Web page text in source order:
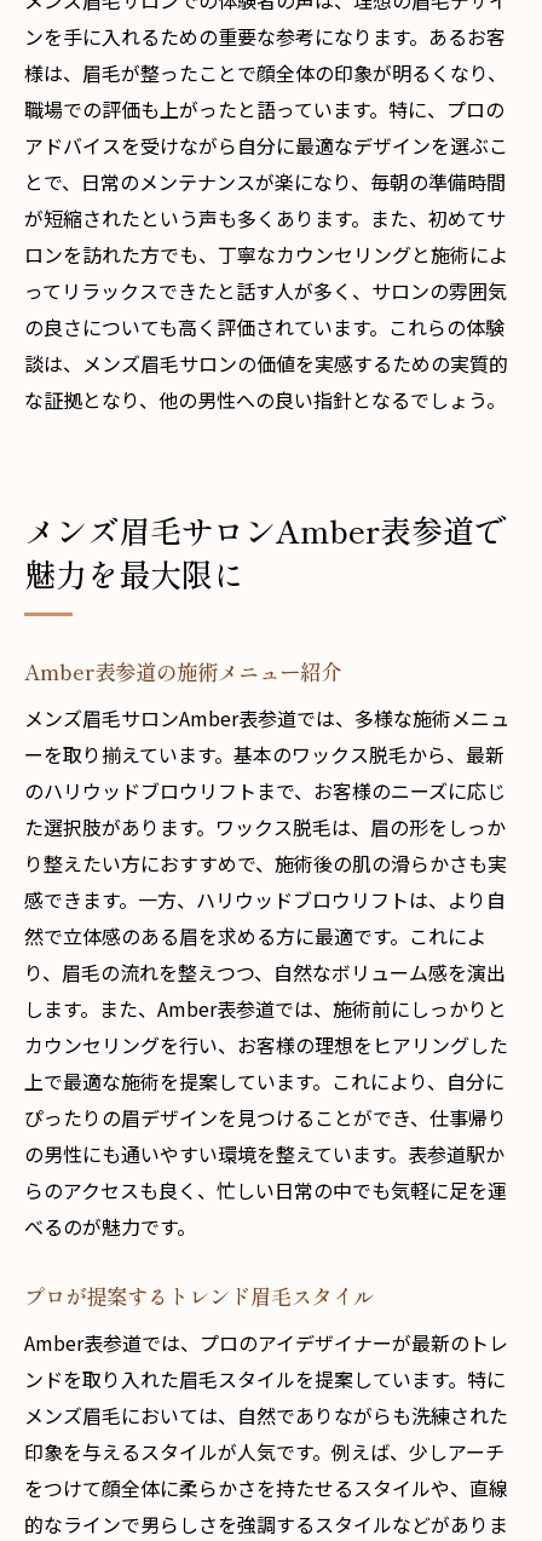
ンを手に入れるための重要な参考になります。あるお客
様は、眉毛が整ったことで顔全体の印象が明るくなり、
職場での評価も上がったと語っています。特に、プロの
アドバイスを受けながら自分に最適なデザインを選ぶこ
とで、日常のメンテナンスが楽になり、毎朝の準備時間
が短縮されたという声も多くあります。また、初めてサ
ロンを訪れた方でも、丁寧なカウンセリングと施術によ
ってリラックスできたと話す人が多く、サロンの雰囲気
の良さについても高く評価されています。これらの体験
談は、メンズ眉毛サロンの価値を実感するための実質的
な証拠となり、他の男性への良い指針となるでしょう。
メンズ眉毛サロンAmber表参道で
魅力を最大限に
Amber表参道の施術メニュー紹介
メンズ眉毛サロンAmber表参道では、多様な施術メニュ
ーを取り揃えています。基本のワックス脱毛から、最新
のハリウッドブロウリフトまで、お客様のニーズに応じ
た選択肢があります。ワックス脱毛は、眉の形をしっか
り整えたい方におすすめで、施術後の肌の滑らかさも実
感できます。一方、ハリウッドブロウリフトは、より自
然で立体感のある眉を求める方に最適です。これによ
り、眉毛の流れを整えつつ、自然なボリューム感を演出
します。また、Amber表参道では、施術前にしっかりと
カウンセリングを行い、お客様の理想をヒアリングした
上で最適な施術を提案しています。これにより、自分に
ぴったりの眉デザインを見つけることができ、仕事帰り
の男性にも通いやすい環境を整えています。表参道駅か
らのアクセスも良く、忙しい日常の中でも気軽に足を運
べるのが魅力です。
プロが提案するトレンド眉毛スタイル
Amber表参道では、プロのアイデザイナーが最新のトレ
ンドを取り入れた眉毛スタイルを提案しています。特に
メンズ眉毛においては、自然でありながらも洗練された
印象を与えるスタイルが人気です。例えば、少しアーチ
をつけて顔全体に柔らかさを持たせるスタイルや、直線
的なラインで男らしさを強調するスタイルなどがありま